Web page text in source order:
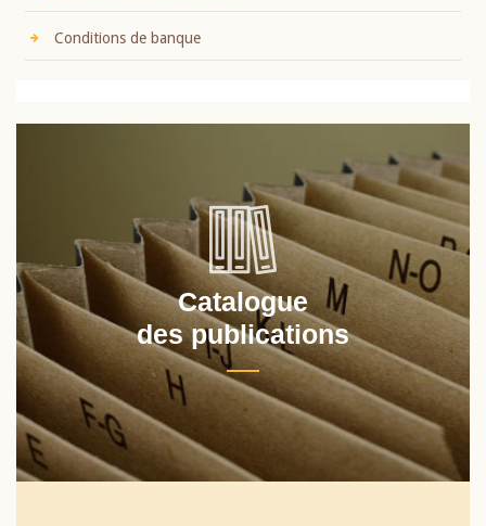
Conditions de banque
Catalogue
des publications